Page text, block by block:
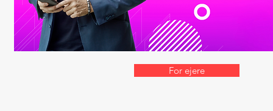
For ejere